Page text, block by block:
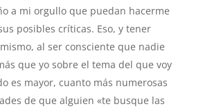
a mi orgullo que puedan hacerme
posibles críticas. Eso, y tener
al ser consciente que nadie
que yo sobre el tema del que voy
es mayor, cuanto más numerosas
de que alguien «te busque las